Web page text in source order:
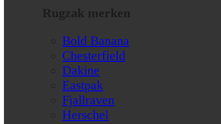
Rugzak merken
Bold Banana
Chesterfield
Dakine
Eastpak
Fjallraven
Herschel